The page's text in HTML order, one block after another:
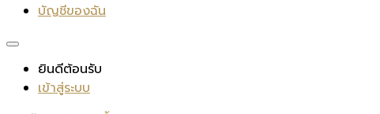
บัญชีของฉัน
ยินดีต้อนรับ
เข้าสู่ระบบ